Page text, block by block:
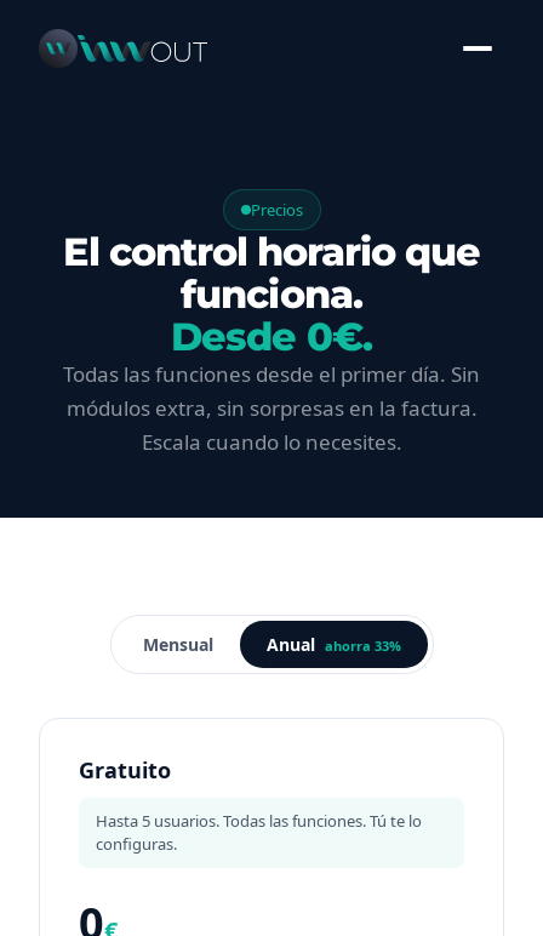
Precios
El control horario que
funciona.
Desde 0€.
Todas las funciones desde el primer día. Sin
módulos extra, sin sorpresas en la factura.
Escala cuando lo necesites.
Mensual Anual ahorra 33%
Gratuito
Hasta 5 usuarios. Todas las funciones. Tú te lo
configuras.
0